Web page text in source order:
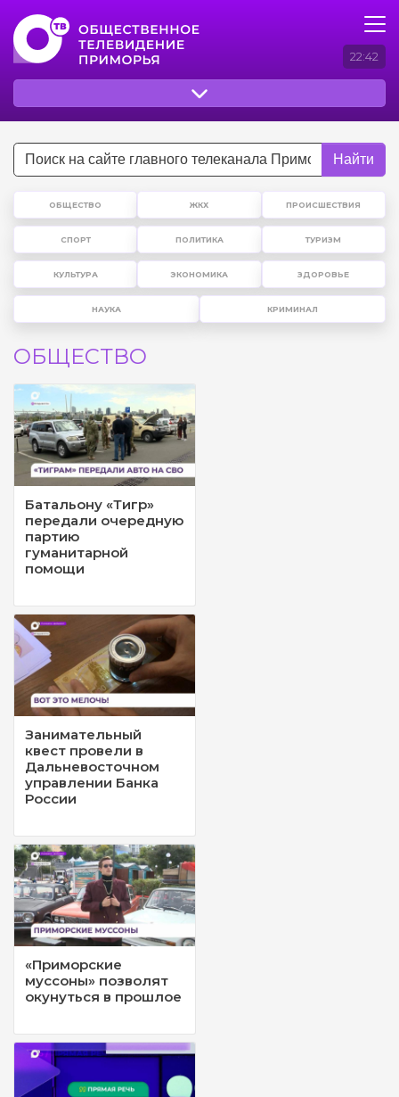
22:42
Найти
ОБЩЕСТВО ЖКХ ПРОИСШЕСТВИЯ
СПОРТ ПОЛИТИКА ТУРИЗМ
КУЛЬТУРА ЭКОНОМИКА ЗДОРОВЬЕ
НАУКА КРИМИНАЛ
ОБЩЕСТВО
Батальону «Тигр»
передали очередную
партию
гуманитарной
помощи
Занимательный
квест провели в
Дальневосточном
управлении Банка
России
«Приморские
муссоны» позволят
окунуться в прошлое